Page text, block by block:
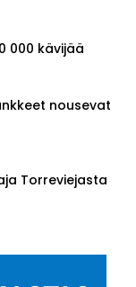
000 kävijää
nousevat
Torreviejasta